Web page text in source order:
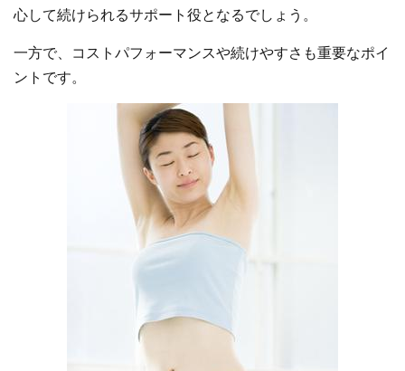
心して続けられるサポート役となるでしょう。
一方で、コストパフォーマンスや続けやすさも重要なポイ
ントです。